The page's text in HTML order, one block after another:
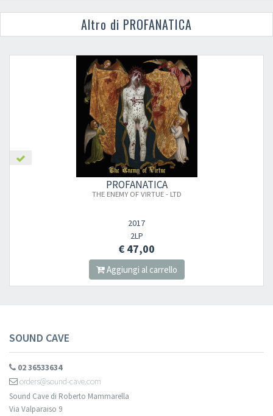
Altro di PROFANATICA
PROFANATICA
THE ENEMY OF VIRTUE - LTD
2017
2LP
€ 47,00
Aggiungi al carrello
SOUND CAVE
02 36533634
orders@sound-cave.com
Sound Cave di Roberto Mammarella
Via Valparaiso 9